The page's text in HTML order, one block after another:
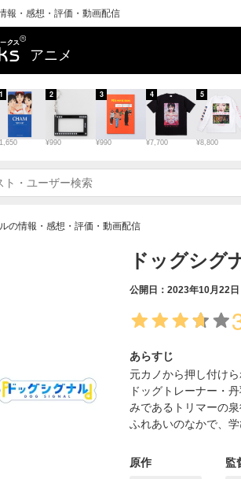
報・感想・評価・動画配信
アニメ
1
¥990
2
¥990
3
¥7,700
4
¥8,800
5
の情報・感想・評価・動画配信
ドッグシグ
公開日：2023年10月22日
あらすじ
元カノから押し付け
ドッグトレーナー・
みであるトリマーの
ふれあいのなかで、
原作 監